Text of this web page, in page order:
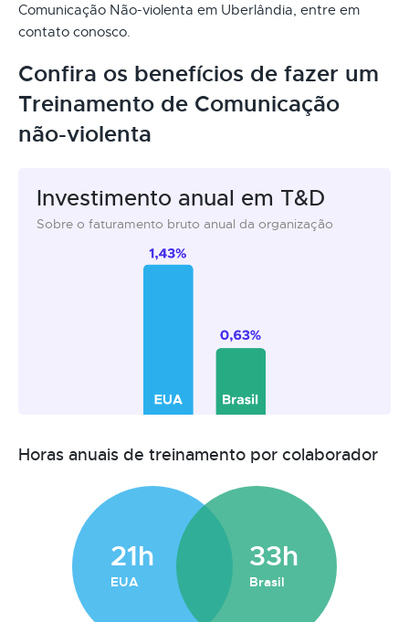
Comunicação Não-violenta em Uberlândia, entre em
contato conosco.
Confira os benefícios de fazer um
Treinamento de Comunicação
não-violenta
Investimento anual em T&D
Sobre o faturamento bruto anual da organização
Horas anuais de treinamento por colaborador
21h
EUA
33h
Brasil